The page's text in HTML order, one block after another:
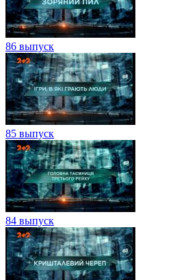
86 выпуск
85 выпуск
84 выпуск